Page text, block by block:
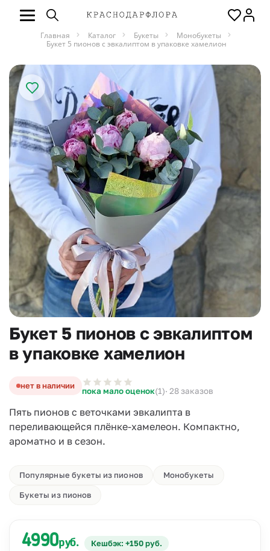
Главная Каталог Букеты
Монобукеты
Букет 5 пионов с эвкалиптом в упаковке хамелион
Букет 5 пионов с эвкалиптом
в упаковке хамелион
нет в наличии
пока мало оценок(1)· 28 заказов
Пять пионов с веточками эвкалипта в
переливающейся плёнке-хамелеон. Компактно,
ароматно и в сезон.
Популярные букеты из пионов Монобукеты
Букеты из пионов
4990руб. Кешбэк: +150 руб.